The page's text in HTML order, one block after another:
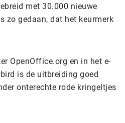
met 30.000 nieuwe
zo gedaan, dat het keurmerk
OpenOffice.org en in het e-
is de uitbreiding goed
onterechte rode kringeltjes